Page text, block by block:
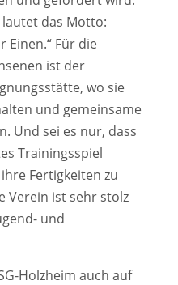
das Motto:
Einen.“ Für die
ist der
wo sie
und gemeinsame
Und sei es nur, dass
Trainingsspiel
Fertigkeiten zu
Verein ist sehr stolz
und
Holzheim auch auf